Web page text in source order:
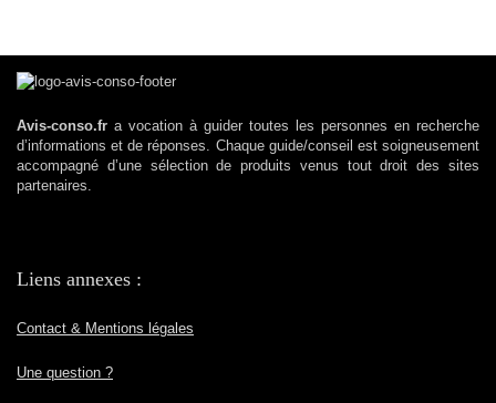
Avis-conso.fr a vocation à guider toutes les personnes en recherche
d’informations et de réponses. Chaque guide/conseil est soigneusement
accompagné d’une sélection de produits venus tout droit des sites
partenaires.
Liens annexes :
Contact & Mentions légales
Une question ?